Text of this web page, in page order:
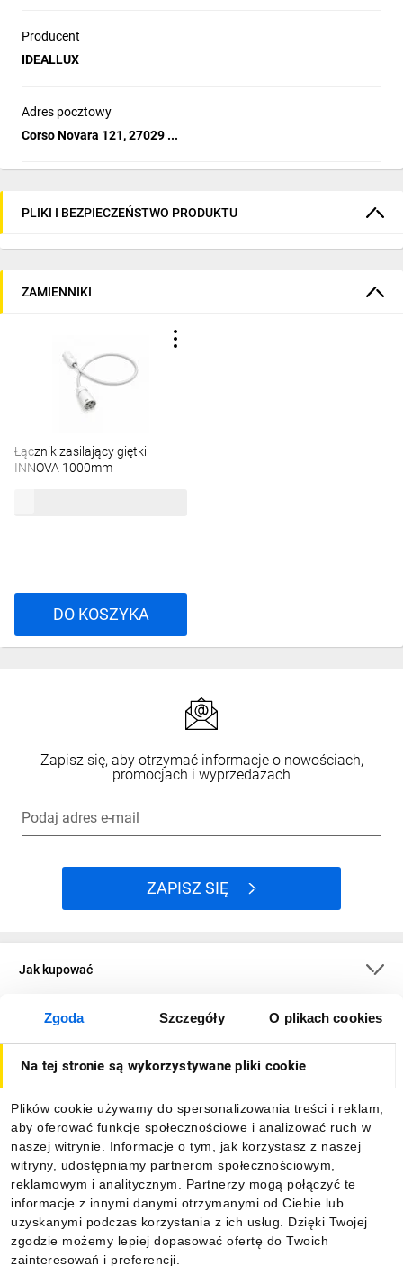
Zgoda Szczegóły O plikach cookies
Na tej stronie są wykorzystywane pliki cookie
Plików cookie używamy do spersonalizowania treści i reklam,
aby oferować funkcje społecznościowe i analizować ruch w
naszej witrynie. Informacje o tym, jak korzystasz z naszej
witryny, udostępniamy partnerom społecznościowym,
reklamowym i analitycznym. Partnerzy mogą połączyć te
informacje z innymi danymi otrzymanymi od Ciebie lub
uzyskanymi podczas korzystania z ich usług. Dzięki Twojej
zgodzie możemy lepiej dopasować ofertę do Twoich
zainteresowań i preferencji.
Producent
IDEALLUX
Adres pocztowy
Corso Novara 121, 27029 ...
PLIKI I BEZPIECZEŃSTWO PRODUKTU
ZAMIENNIKI
Łącznik zasilający giętki
INNOVA 1000mm
DO KOSZYKA
Zapisz się, aby otrzymać informacje o nowościach,
promocjach i wyprzedażach
Podaj adres e-mail
ZAPISZ SIĘ
Jak kupować
O firmie
Informacje
Pobierz naszą aplikację mobilną: